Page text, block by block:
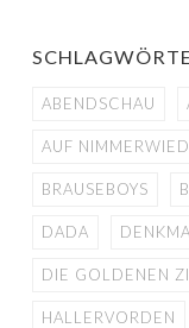
ABENDSCHAU
AUF
BRAUSEBOYS
DADA
DIE GOLDENEN
HALLERVORDEN